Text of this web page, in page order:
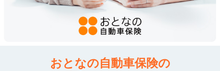
おとなの自動車保険の